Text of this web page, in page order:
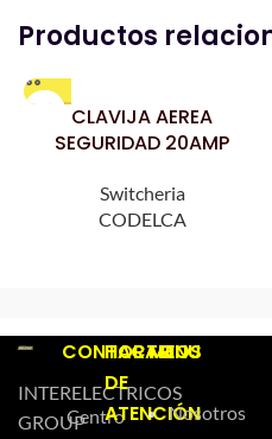
Productos
CLAVIJA AEREA
SEGURIDAD 20AMP
Switcheria
CODELCA
INTERELECTRICOS
GROUP
CONTACTO
Centro
HORARIOS
DE
ATENCIÓN
MENU
Nosotros